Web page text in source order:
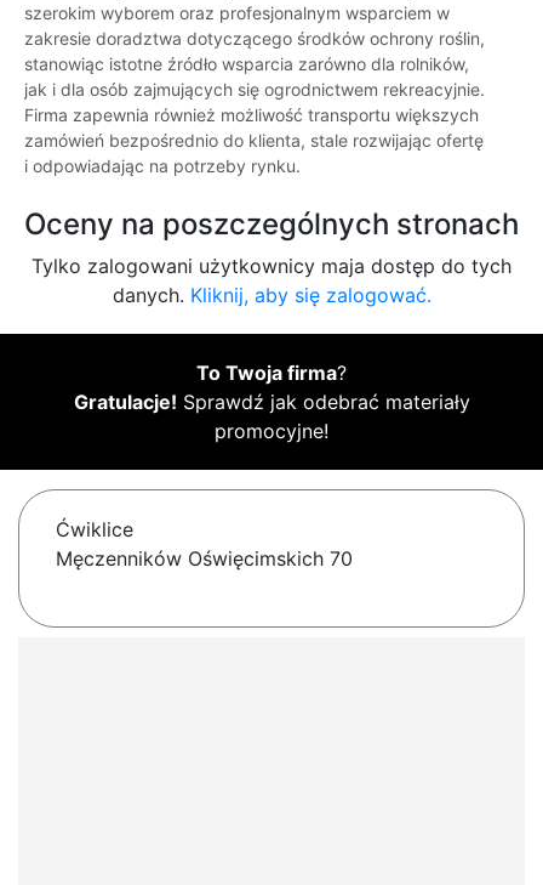
szerokim wyborem oraz profesjonalnym wsparciem w
zakresie doradztwa dotyczącego środków ochrony roślin,
stanowiąc istotne źródło wsparcia zarówno dla rolników,
jak i dla osób zajmujących się ogrodnictwem rekreacyjnie.
Firma zapewnia również możliwość transportu większych
zamówień bezpośrednio do klienta, stale rozwijając ofertę
i odpowiadając na potrzeby rynku.
Oceny na poszczególnych stronach
Tylko zalogowani użytkownicy maja dostęp do tych
danych. Kliknij, aby się zalogować.
To Twoja firma?
Gratulacje! Sprawdź jak odebrać materiały
promocyjne!
Ćwiklice
Męczenników Oświęcimskich 70